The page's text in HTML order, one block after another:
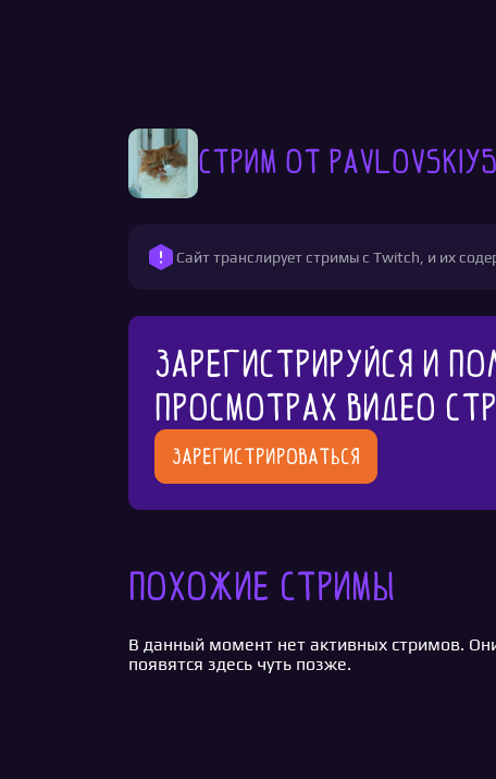
Стрим от
Сайт транслирует стримы с Twitch, и их
Зарегистрируйся и
просмотрах видео
Зарегистрироваться
Похожие стримы
В данный момент нет активных стримов.
появятся здесь чуть позже.